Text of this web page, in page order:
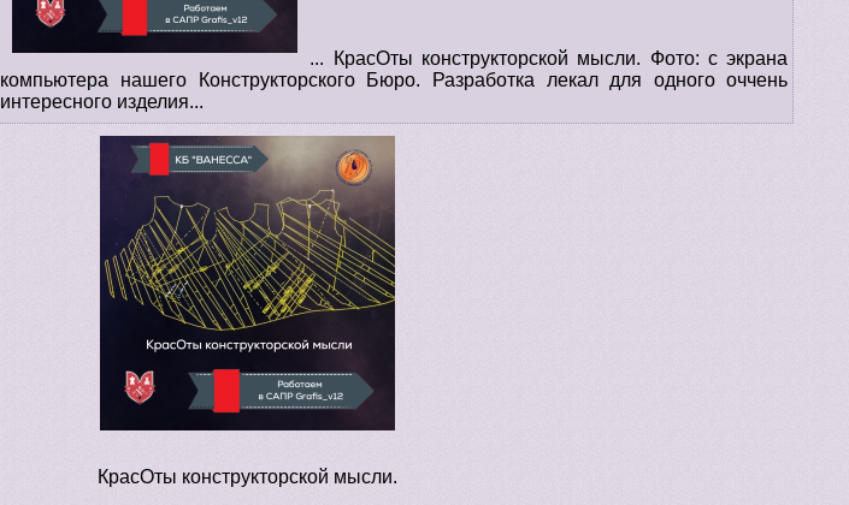
... КрасОты конструкторской мысли. Фото: с экрана
компьютера нашего Конструкторского Бюро. Разработка лекал для одного оччень
интересного изделия...
КрасОты конструкторской мысли.